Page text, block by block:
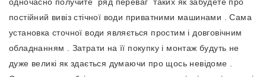
одночасно получите ряд переваг таких як забудете про
постійний вивіз стічної води приватними машинами . Сама
установка сточної води являється простим і довговічним
обладнанням . Затрати на її покупку і монтаж будуть не
дуже великі як здається думаючи про щось невідоме .